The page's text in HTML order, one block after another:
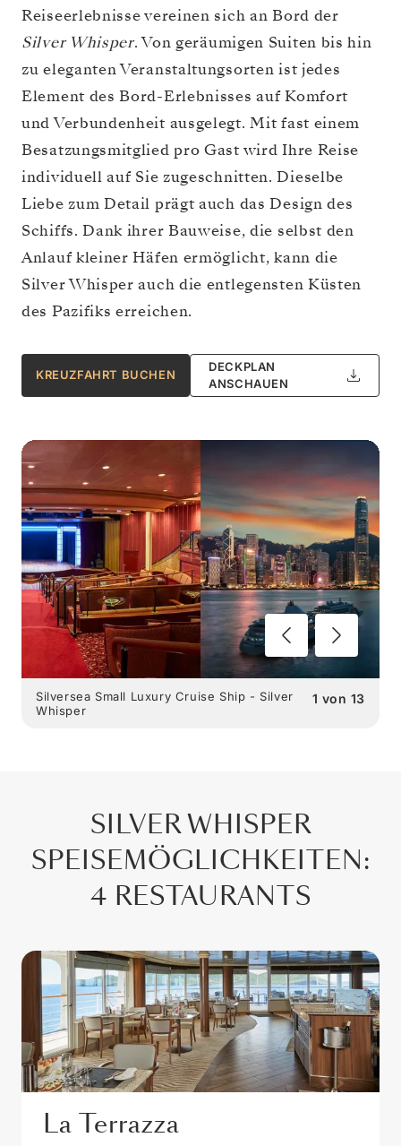
Reiseerlebnisse vereinen sich an Bord der
Silver Whisper. Von geräumigen Suiten bis hin
zu eleganten Veranstaltungsorten ist jedes
Element des Bord-Erlebnisses auf Komfort
und Verbundenheit ausgelegt. Mit fast einem
Besatzungsmitglied pro Gast wird Ihre Reise
individuell auf Sie zugeschnitten. Dieselbe
Liebe zum Detail prägt auch das Design des
Schiffs. Dank ihrer Bauweise, die selbst den
Anlauf kleiner Häfen ermöglicht, kann die
Silver Whisper auch die entlegensten Küsten
des Pazifiks erreichen.
KREUZFAHRT BUCHEN
DECKPLAN
ANSCHAUEN
1 von 13
Silversea Small Luxury Cruise Ship - Silver
Whisper
SILVER WHISPER
SPEISEMÖGLICHKEITEN:
4 RESTAURANTS
La Terrazza